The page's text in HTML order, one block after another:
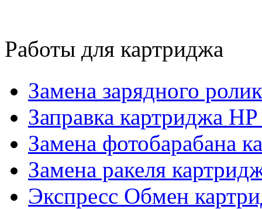
Работы для картриджа
Замена зарядного
Заправка картриджа
Замена фотобарабана
Замена ракеля
Экспресс Обмен